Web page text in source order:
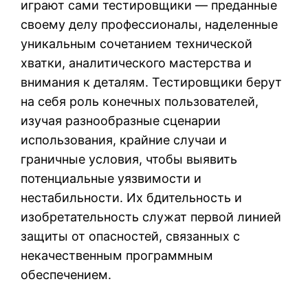
играют сами тестировщики — преданные
своему делу профессионалы, наделенные
уникальным сочетанием технической
хватки, аналитического мастерства и
внимания к деталям. Тестировщики берут
на себя роль конечных пользователей,
изучая разнообразные сценарии
использования, крайние случаи и
граничные условия, чтобы выявить
потенциальные уязвимости и
нестабильности. Их бдительность и
изобретательность служат первой линией
защиты от опасностей, связанных с
некачественным программным
обеспечением.